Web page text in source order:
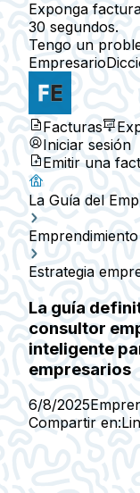
Exponga
30 segundos.
Tengo un
Empresario
Facturas
Iniciar sesión
Emitir una
La Guía del
Emprendimiento
Estrategia
La guía
consultor
inteligente
empresarios
6/8/2025
Compartir en: